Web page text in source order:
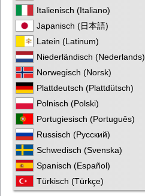
Italienisch (Italiano)
Japanisch (日本語)
Latein (Latinum)
Niederländisch (Nederlands)
Norwegisch (Norsk)
Plattdeutsch (Plattdütsch)
Polnisch (Polski)
Portugiesisch (Português)
Russisch (Русский)
Schwedisch (Svenska)
Spanisch (Español)
Türkisch (Türkçe)